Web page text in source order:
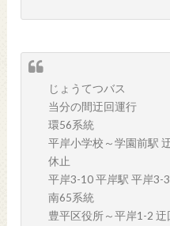
じょうてつバス
当分の間迂回運行
環56系統
平岸小学校～学園前駅
休止
平岸3-10 平岸駅 平岸3-
南65系統
豊平区役所～平岸1-2 迂